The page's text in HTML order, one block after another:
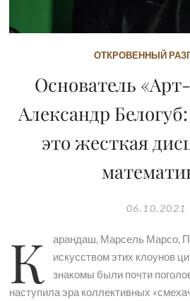
ОТКРОВЕННЫЙ
Основатель
Александр
это жесткая
06.10.2021
К
арандаш, Марсель Марсо,
искусством этих клоунов
знакомы были почти
наступила эра коллективных